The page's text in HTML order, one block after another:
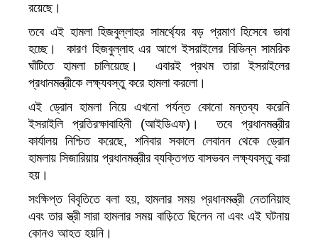
রয়েছে।
তবে এই হামলা হিজবুল্লাহর সামর্থ্যের বড় প্রমাণ হিসেবে ভাবা
হচ্ছে। কারণ হিজবুল্লাহ এর আগে ইসরাইলের বিভিন্ন সামরিক
ঘাঁটিতে হামলা চালিয়েছে। এবারই প্রথম তারা ইসরাইলের
প্রধানমন্ত্রীকে লক্ষ্যবস্তু করে হামলা করলো।
এই ড্রোন হামলা নিয়ে এখনো পর্যন্ত কোনো মন্তব্য করেনি
ইসরাইলি প্রতিরক্ষাবাহিনী (আইডিএফ)। তবে প্রধানমন্ত্রীর
কার্যালয় নিশ্চিত করেছে, শনিবার সকালে লেবানন থেকে ড্রোন
হামলায় সিজারিয়ায় প্রধানমন্ত্রীর ব্যক্তিগত বাসভবন লক্ষ্যবস্তু করা
হয়।
সংক্ষিপ্ত বিবৃতিতে বলা হয়, হামলার সময় প্রধানমন্ত্রী নেতানিয়াহু
এবং তার স্ত্রী সারা হামলার সময় বাড়িতে ছিলেন না এবং এই ঘটনায়
কোনও আহত হয়নি।